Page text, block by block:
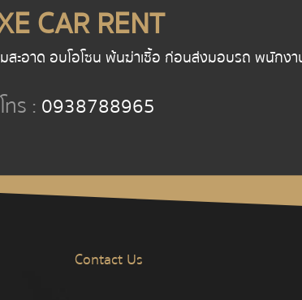
CAR RENT
ะอาด อบโอโซน พ้นฆ่าเชื้อ ก่อนส่งมอบรถ พนักง
โทร : 0938788965
Contact Us